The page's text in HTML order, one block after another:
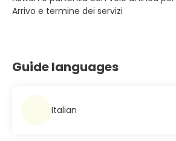
Arrivo e termine dei servizi
Guide languages
Italian